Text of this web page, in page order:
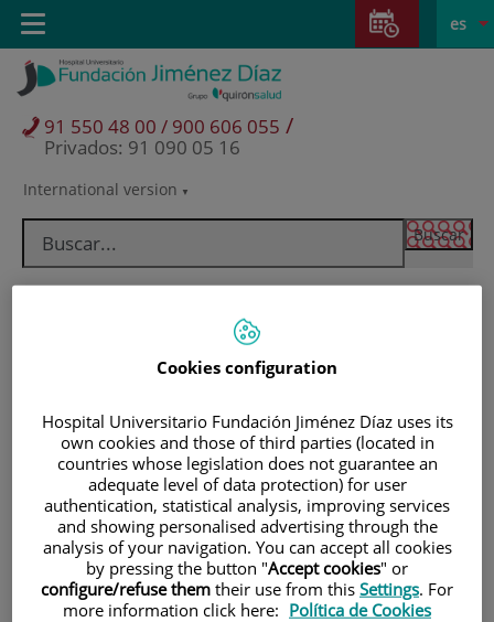
Saltar al contenido
Saltar
contenido
Selector
idioma
activo
es
International version
91 550 48 00 / 900 606 055 /
Privados: 91 090 05 16
Toggle
navigation
Pacientes y visitantes
Cookies configuration
Hospital Universitario Fundación Jiménez Díaz uses its
own cookies and those of third parties (located in
countries whose legislation does not guarantee an
adequate level of data protection) for user
authentication, statistical analysis, improving services
and showing personalised advertising through the
analysis of your navigation. You can accept all cookies
by pressing the button "Accept cookies" or
configure/refuse them their use from this Settings. For
more information click here: Política de Cookies